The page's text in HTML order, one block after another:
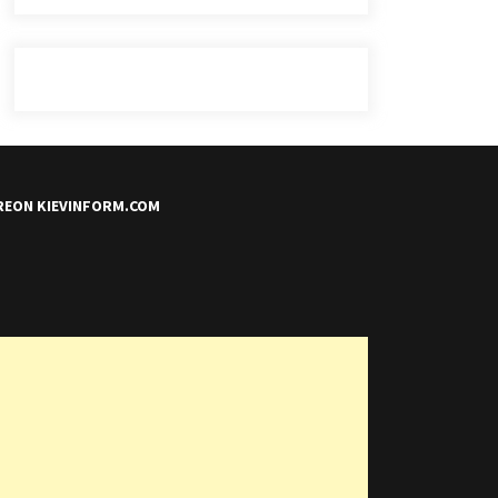
KIEVINFORM.COM